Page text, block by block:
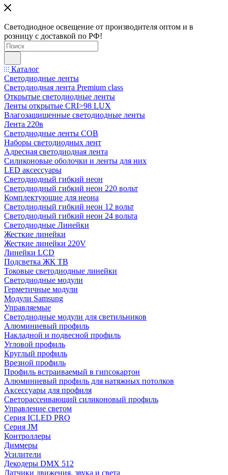
Светодиодное освещение от производителя оптом и в
розницу с доставкой по РФ!
Каталог
Светодиодные ленты
Светодиодная лента Premium class
Открытые светодиодные ленты
Ленты открытые CRI>98 LUX
Влагозащищенные светодиодные ленты
Лента 220в
Светодиодные ленты COB
Наборы светодиодных лент
Адресная светодиодная лента
Силиконовые оболочки и ленты для них
LED аксессуары
Светодиодный гибкий неон
Светодиодный гибкий неон 220 вольт
Комплектующие для неона
Светодиодный гибкий неон 12 вольт
Светодиодный гибкий неон 24 вольта
Светодиодные Линейки
Жесткие линейки
Жесткие линейки 220V
Линейки LCD
Подсветка ЖК ТВ
Токовые светодиодные линейки
Светодиодные модули
Герметичные модули
Модули Samsung
Управляемые
Светодиодные модули для светильников
Алюминиевый профиль
Накладной и подвесной профиль
Угловой профиль
Круглый профиль
Врезной профиль
Профиль встраиваемый в гипсокартон
Алюминиевый профиль для натяжных потолков
Аксессуары для профиля
Светорассеивающий силиконовый профиль
Управление светом
Серия ICLED PRO
Серия JM
Контроллеры
Диммеры
Усилители
Декодеры DMX 512
Датчики движения, звука и света